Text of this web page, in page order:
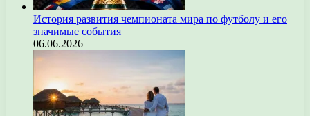
История развития чемпионата мира по футболу и его
значимые события
06.06.2026